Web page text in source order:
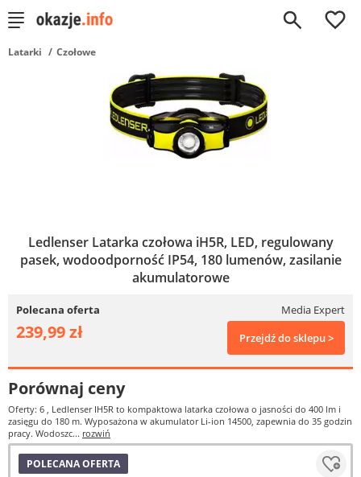
0
Latarki Czołowe
Ledlenser Latarka czołowa iH5R, LED, regulowany
pasek, wodoodporność IP54, 180 lumenów, zasilanie
akumulatorowe
Polecana oferta Media Expert
239,99 zł Przejdź do sklepu >
Porównaj ceny
Oferty: 6 , Ledlenser IH5R to kompaktowa latarka czołowa o jasności do 400 lm i
zasięgu do 180 m. Wyposażona w akumulator Li-ion 14500, zapewnia do 35 godzin
pracy. Wodoszc... rozwiń
POLECANA OFERTA